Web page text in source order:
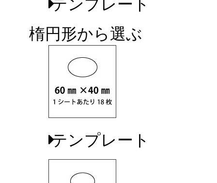
テンプレート
楕円形から選ぶ
テンプレート